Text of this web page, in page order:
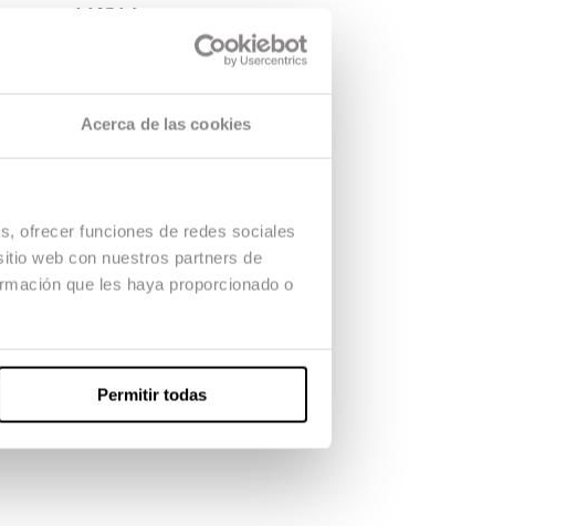
Acerca de las cookies
ofrecer funciones de redes sociales
web con nuestros partners de
que les haya proporcionado o
Permitir todas
del ICAA en